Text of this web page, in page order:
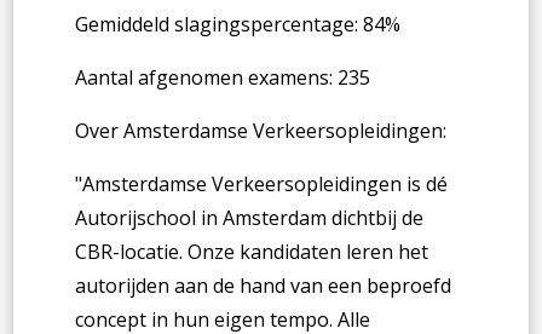
Gemiddeld slagingspercentage: 84%
Aantal afgenomen examens: 235
OverAmsterdamse Verkeersopleidingen:
"Amsterdamse Verkeersopleidingen is dé
Autorijschool in Amsterdam dichtbij de
CBR-locatie. Onze kandidaten leren het
autorijden aan de hand van een beproefd
concept in hun eigen tempo. Alle